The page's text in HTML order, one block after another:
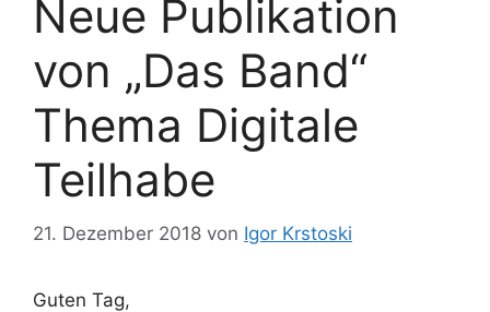
Neue Publikation
von „Das Band“
Thema Digitale
Teilhabe
21. Dezember 2018 von Igor Krstoski
Guten Tag,